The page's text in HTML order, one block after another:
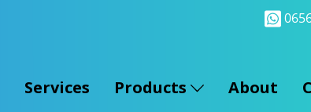
Services Products About